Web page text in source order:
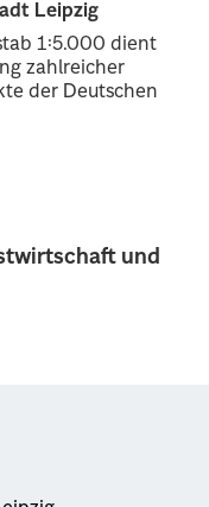
und
Leipzig
1:5.000 dient
zahlreicher
der Deutschen